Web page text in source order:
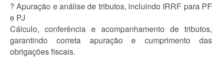
? Apuração e análise de tributos, incluindo IRRF para PF
e PJ
Cálculo, conferência e acompanhamento de tributos,
garantindo correta apuração e cumprimento das
obrigações fiscais.